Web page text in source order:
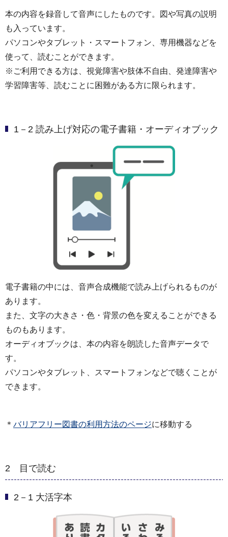
本の内容を録音して音声にしたものです。図や写真の説明
も入っています。
パソコンやタブレット・スマートフォン、専用機器などを
使って、読むことができます。
※ご利用できる方は、視覚障害や肢体不自由、発達障害や
学習障害等、読むことに困難がある方に限られます。
1－2 読み上げ対応の電子書籍・オーディオブック
電子書籍の中には、音声合成機能で読み上げられるものが
あります。
また、文字の大きさ・色・背景の色を変えることができる
ものもあります。
オーディオブックは、本の内容を朗読した音声データで
す。
パソコンやタブレット、スマートフォンなどで聴くことが
できます。
＊ バリアフリー図書の利用方法のページに移動する
2 目で読む
2－1 大活字本